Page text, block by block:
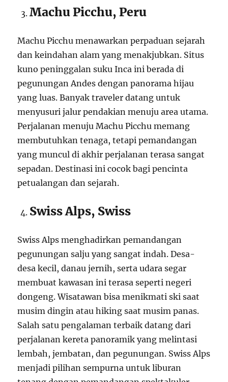
Machu Picchu, Peru
Machu Picchu menawarkan perpaduan sejarah
dan keindahan alam yang menakjubkan. Situs
kuno peninggalan suku Inca ini berada di
pegunungan Andes dengan panorama hijau
yang luas. Banyak traveler datang untuk
menyusuri jalur pendakian menuju area utama.
Perjalanan menuju Machu Picchu memang
membutuhkan tenaga, tetapi pemandangan
yang muncul di akhir perjalanan terasa sangat
sepadan. Destinasi ini cocok bagi pencinta
petualangan dan sejarah.
Swiss Alps, Swiss
Swiss Alps menghadirkan pemandangan
pegunungan salju yang sangat indah. Desa-
desa kecil, danau jernih, serta udara segar
membuat kawasan ini terasa seperti negeri
dongeng. Wisatawan bisa menikmati ski saat
musim dingin atau hiking saat musim panas.
Salah satu pengalaman terbaik datang dari
perjalanan kereta panoramik yang melintasi
lembah, jembatan, dan pegunungan. Swiss Alps
menjadi pilihan sempurna untuk liburan